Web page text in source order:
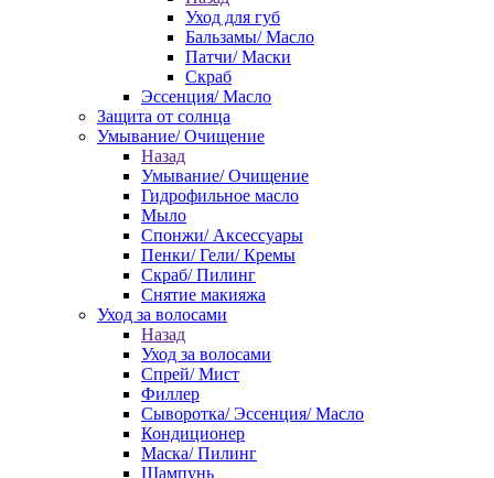
Уход для губ
Бальзамы/ Масло
Патчи/ Маски
Скраб
Эссенция/ Масло
Защита от солнца
Умывание/ Очищение
Назад
Умывание/ Очищение
Гидрофильное масло
Мыло
Спонжи/ Аксессуары
Пенки/ Гели/ Кремы
Скраб/ Пилинг
Снятие макияжа
Уход за волосами
Назад
Уход за волосами
Спрей/ Мист
Филлер
Сыворотка/ Эссенция/ Масло
Кондиционер
Маска/ Пилинг
Шампунь